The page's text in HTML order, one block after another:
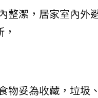
整潔，居家室內
物妥為收藏，垃